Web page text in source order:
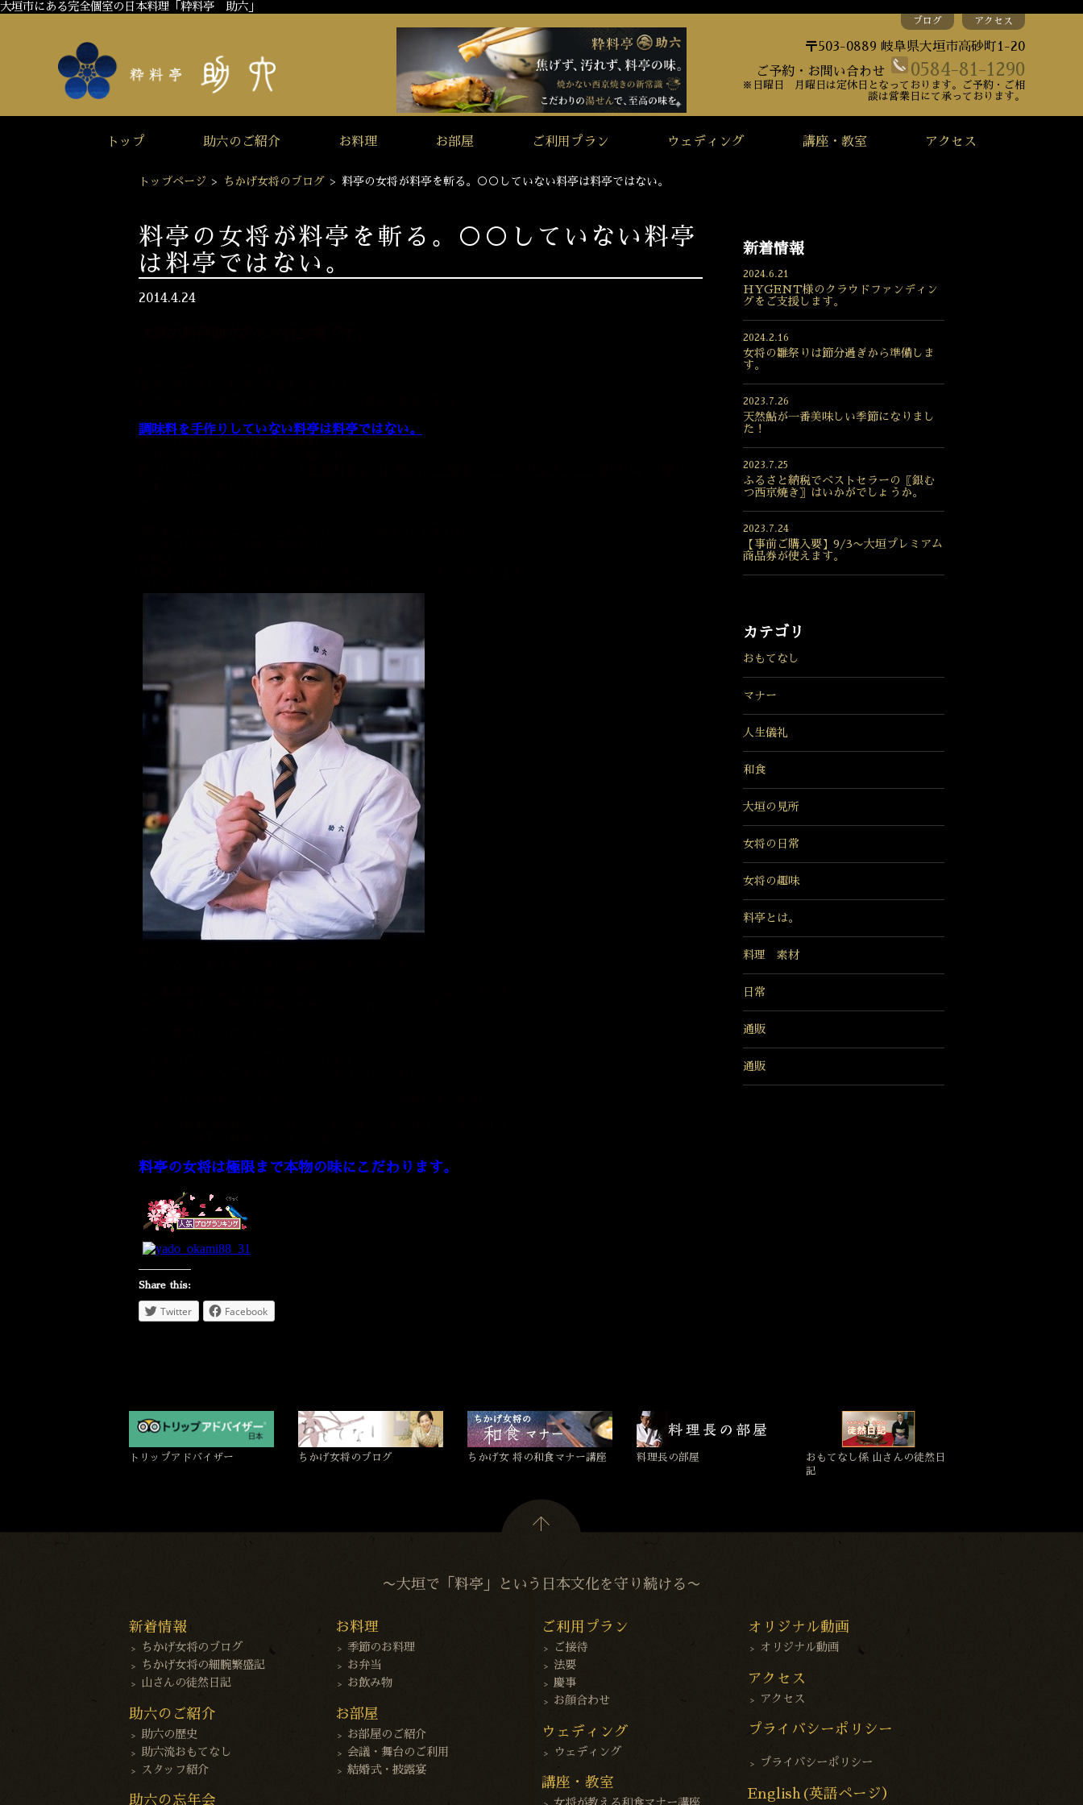
大垣市にある完全個室の日本料理「粋料亭 助六」
ブログ アクセス
〒503-0889 岐阜県大垣市高砂町1-20
ご予約・お問い合わせ
0584-81-1290
※日曜日 月曜日は定休日となっております。ご予約・ご相
談は営業日にて承っております。
トップ 助六のご紹介 お料理 お部屋 ご利用プラン ウェディング 講座・教室 アクセス
トップページ > ちかげ女将のブログ > 料亭の女将が料亭を斬る。○○していない料亭は料亭ではない。
料亭の女将が料亭を斬る。○○していない料亭
は料亭ではない。
2014.4.24
調味料を手作りしていない料亭は料亭ではない。
料亭の女将は極限まで本物の味にこだわります。
Share this:
Twitter Facebook
新着情報
2024.6.21
HYGENT様のクラウドファンディン
グをご支援します。
2024.2.16
女将の雛祭りは節分過ぎから準備しま
す。
2023.7.26
天然鮎が一番美味しい季節になりまし
た！
2023.7.25
ふるさと納税でベストセラーの〖銀む
つ西京焼き〗はいかがでしょうか。
2023.7.24
【事前ご購入要】9/3〜大垣プレミアム
商品券が使えます。
カテゴリ
おもてなし
マナー
人生儀礼
和食
大垣の見所
女将の日常
女将の趣味
料亭とは。
料理 素材
日常
通販
通販
トリップアドバイザー ちかげ女将のブログ ちかげ女 将の和食マナー講座 料理長の部屋
おもてなし係 山さんの徒然日
記
〜大垣で「料亭」という日本文化を守り続ける〜
新着情報
ちかげ女将のブログ
ちかげ女将の細腕繁盛記
山さんの徒然日記
助六のご紹介
助六の歴史
助六流おもてなし
スタッフ紹介
助六の忘年会
お料理
季節のお料理
お弁当
お飲み物
お部屋
お部屋のご紹介
会議・舞台のご利用
結婚式・披露宴
ご利用プラン
ご接待
法要
慶事
お顔合わせ
ウェディング
ウェディング
講座・教室
オリジナル動画
オリジナル動画
アクセス
アクセス
プライバシーポリシー
プライバシーポリシー
English(英語ページ）